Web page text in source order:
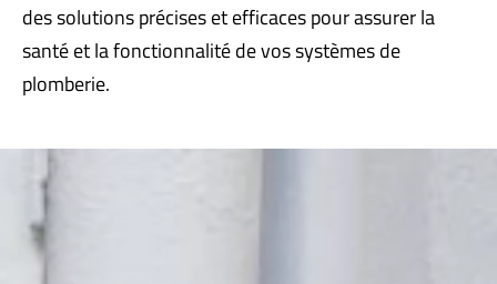
des solutions précises et efficaces pour assurer la
santé et la fonctionnalité de vos systèmes de
plomberie.